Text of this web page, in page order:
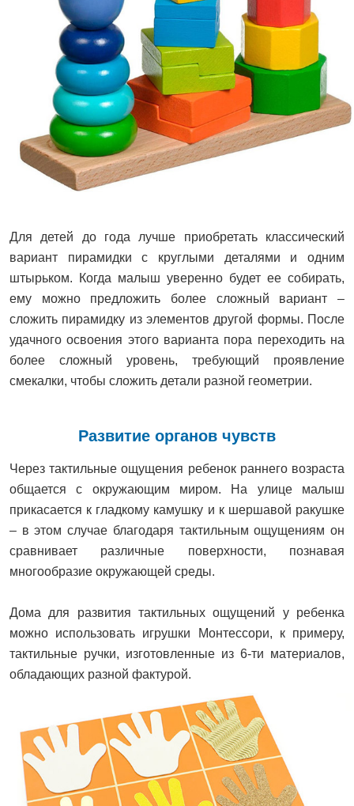
Для детей до года лучше приобретать классический
вариант пирамидки с круглыми деталями и одним
штырьком. Когда малыш уверенно будет ее собирать,
ему можно предложить более сложный вариант –
сложить пирамидку из элементов другой формы. После
удачного освоения этого варианта пора переходить на
более сложный уровень, требующий проявление
смекалки, чтобы сложить детали разной геометрии.
Развитие органов чувств
Через тактильные ощущения ребенок раннего возраста
общается с окружающим миром. На улице малыш
прикасается к гладкому камушку и к шершавой ракушке
– в этом случае благодаря тактильным ощущениям он
сравнивает различные поверхности, познавая
многообразие окружающей среды.
Дома для развития тактильных ощущений у ребенка
можно использовать игрушки Монтессори, к примеру,
тактильные ручки, изготовленные из 6-ти материалов,
обладающих разной фактурой.